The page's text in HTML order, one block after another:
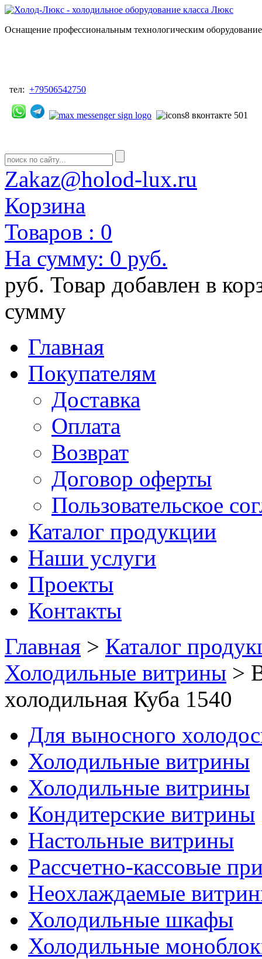
Оснащение профессиональным технологическим
тел: +79506542750
Zakaz@holod-lux.ru
Корзина
Товаров : 0
На сумму: 0 руб.
руб. Товар добавлен в
сумму
Главная
Покупателям
Доставка
Оплата
Возврат
Договор оферты
Пользовательское
Каталог продукции
Наши услуги
Проекты
Контакты
Главная > Каталог
Холодильные витрины >
холодильная Куба 1540
Для выносного
Холодильные витрины
Холодильные витрины
Кондитерские витрины
Настольные витрины
Рассчетно-кассовые
Неохлаждаемые
Холодильные шкафы
Холодильные